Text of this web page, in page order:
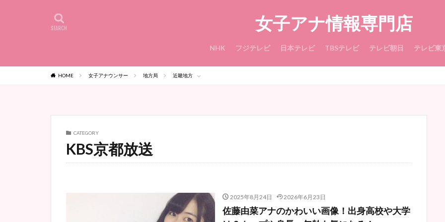
女子アナ情報専門店
NHK フジテレビ 日本テレビ TBSテレビ テレビ朝日 テレビ東
HOME 女子アナウンサー 地方局 近畿地方
CATEGORY
KBS京都放送
2025年8月24日 2026年6月23日
佐藤由菜アナのかわいい画像！出身高校や大学